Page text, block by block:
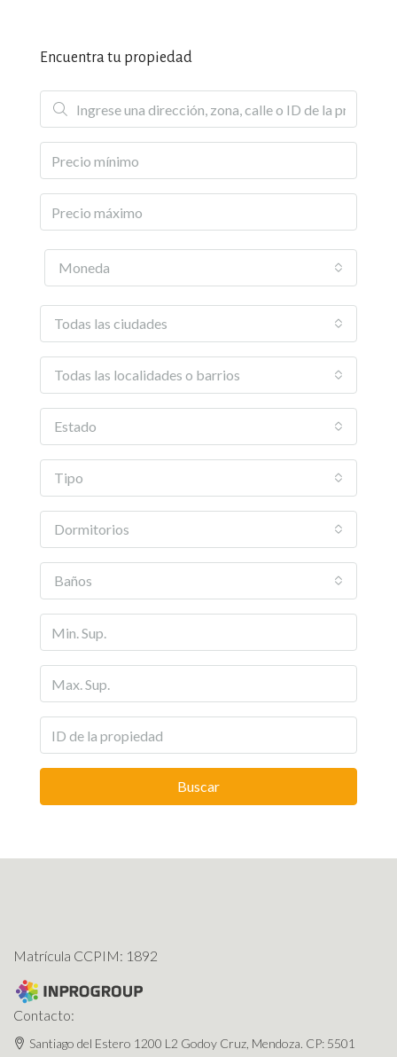
Encuentra tu propiedad
Moneda
Todas las ciudades
Todas las localidades o barrios
Estado
Tipo
Dormitorios
Baños
Buscar
Matrícula CCPIM: 1892
Contacto:
Santiago del Estero 1200 L2 Godoy Cruz, Mendoza. CP: 5501